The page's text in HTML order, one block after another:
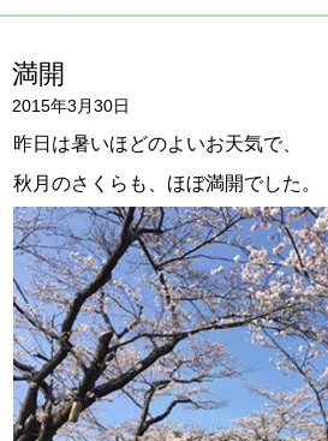
ブログ
お客様の声
会社概要
スタッフ紹介
お問い合わせ
満開
2015年3月30日
昨日は暑いほどのよいお天気で、
秋月のさくらも、ほぼ満開でした。